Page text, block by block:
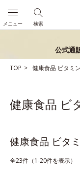
検索
メニュー
公式通
TOP 健康食品 ビタミン
健康食品 ビ
健康食品 ビタ
全23件（1-20件を表示）